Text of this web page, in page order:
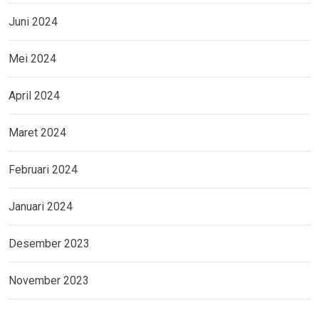
Juni 2024
Mei 2024
April 2024
Maret 2024
Februari 2024
Januari 2024
Desember 2023
November 2023